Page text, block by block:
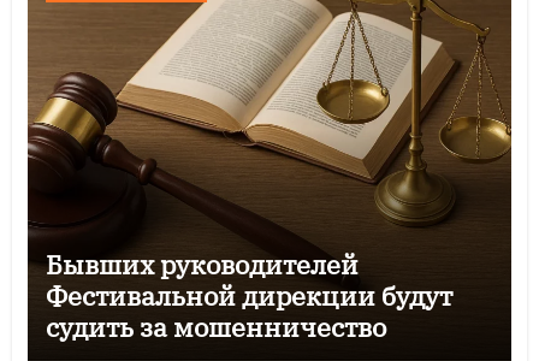
Бывших руководителей
Фестивальной дирекции будут
судить за мошенничество